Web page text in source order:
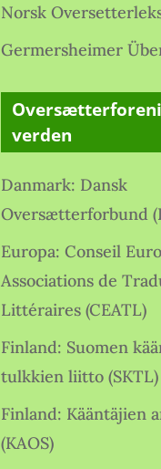
Norsk
Germersheimer
verden
Danmark: Dansk
Oversætterforbund
Europa: Conseil
Associations de
Littéraires (CEATL)
Finland: Suomen
tulkkien liitto (SKTL)
Finland: Kääntäjien
(KAOS)